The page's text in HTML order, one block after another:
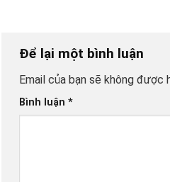
Để lại một bình luận
Email của bạn sẽ không được
Bình luận *